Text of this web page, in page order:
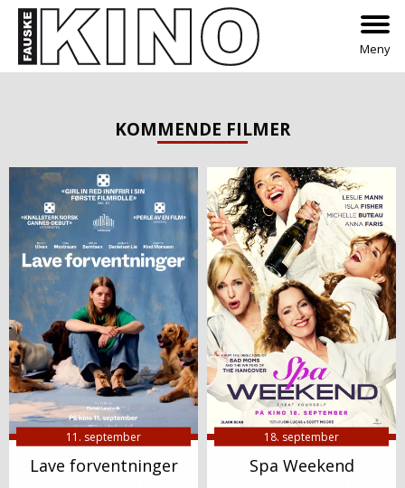
Meny
KOMMENDE FILMER
11. september
Lave forventninger
18. september
Spa Weekend